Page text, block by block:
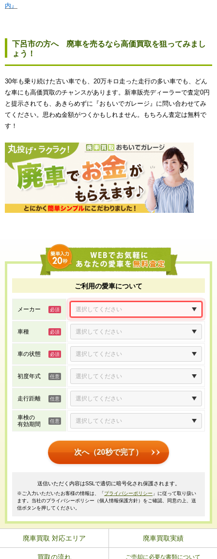
内』
下呂市の方へ 廃車を売るなら高価買取を狙ってみまし
ょう！
30年も乗り続けた古い車でも、20万キロ走った走行の多い車でも、どん
な車にも高価買取のチャンスがあります。新車販売ディーラーで査定0円
と提示されても、あきらめずに『おもいでガレージ』に問い合わせてみ
てください。思わぬ金額がつくかもしれません。もちろん査定は無料で
す！
ご利用の愛車について
メーカー
車種
車の状態
初度年式
走行距離
車検の
有効期間
次へ（20秒で完了）
送信いただく内容はSSLで適切に暗号化され保護されます。
※ご入力いただいたお客様の情報は、「プライバシーポリシー 」に従って取り扱い
ます。当社のプライバシーポリシー（個人情報保護方針）をご確認、同意の上、送
信ボタンを押してください。
廃車買取 対応エリア 廃車買取実績
買取の流れ ご売却に必要な書類について